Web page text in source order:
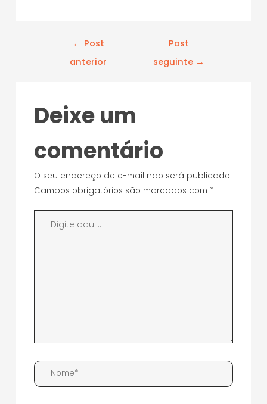
← Post
anterior
Post
seguinte →
Deixe um
comentário
O seu endereço de e-mail não será publicado.
Campos obrigatórios são marcados com *